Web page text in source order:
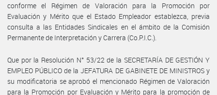
conforme el Régimen de Valoración para la Promoción por
Evaluación y Mérito que el Estado Empleador establezca, previa
consulta a las Entidades Sindicales en el ámbito de la Comisión
Permanente de Interpretación y Carrera (Co.P.I.C.).
Que por la Resolución N° 53/22 de la SECRETARÍA DE GESTIÓN Y
EMPLEO PÚBLICO de la JEFATURA DE GABINETE DE MINISTROS y
su modificatoria se aprobó el mencionado Régimen de Valoración
para la Promoción por Evaluación y Mérito para la promoción de